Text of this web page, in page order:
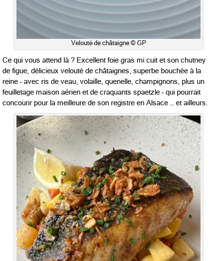
Velouté de châtaigne © GP
Ce qui vous attend là ? Excellent foie gras mi cuit et son chutney
de figue, délicieux velouté de châtaignes, superbe bouchée à la
reine – avec ris de veau, volaille, quenelle, champignons, plus un
feuilletage maison aérien et de craquants spaetzle – qui pourrait
concourir pour la meilleure de son registre en Alsace … et ailleurs.